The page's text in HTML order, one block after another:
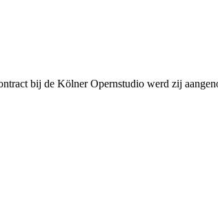
bij de Kölner Opernstudio werd zij